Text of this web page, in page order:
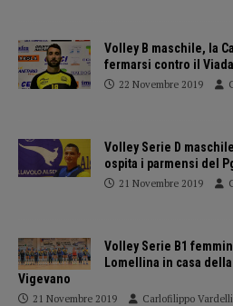
Volley B maschile, la
fermarsi contro il
22 Novembre 2019
Volley Serie D
ospita i parmensi del
21 Novembre 2019
Volley Serie B1
Lomellina in casa
Vigevano
21 Novembre 2019 Carlofilippo Vardelli